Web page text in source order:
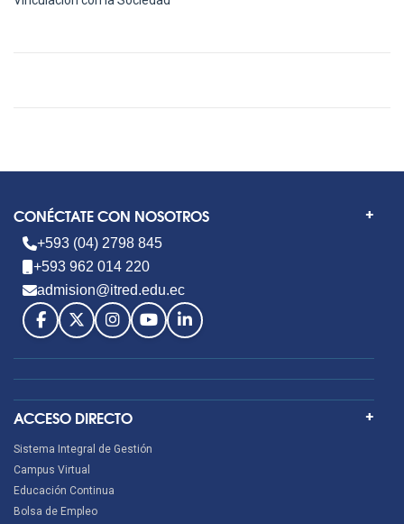
CONÉCTATE CON NOSOTROS
+593 (04) 2798 845
+593 962 014 220
admision@itred.edu.ec
ACCESO DIRECTO
Sistema Integral de Gestión
Campus Virtual
Educación Continua
Bolsa de Empleo